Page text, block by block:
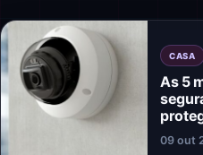
CASA
As 5
09 out